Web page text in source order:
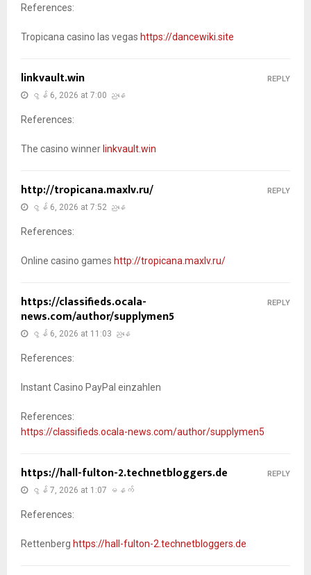
References:
Tropicana casino las vegas https://dancewiki.site
linkvault.win
ဇွန် 6, 2026 at 7:00 ညနေ
References:
The casino winner linkvault.win
REPLY
http://tropicana.maxlv.ru/
ဇွန် 6, 2026 at 7:52 ညနေ
References:
Online casino games http://tropicana.maxlv.ru/
REPLY
https://classifieds.ocala-
news.com/author/supplymen5
ဇွန် 6, 2026 at 11:03 ညနေ
References:
Instant Casino PayPal einzahlen
References:
https://classifieds.ocala-news.com/author/supplymen5
REPLY
https://hall-fulton-2.technetbloggers.de
ဇွန် 7, 2026 at 1:07 မနက်
References:
Rettenberg https://hall-fulton-2.technetbloggers.de
REPLY